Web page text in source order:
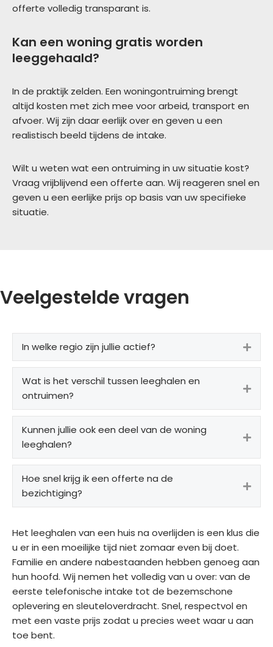
offerte volledig transparant is.
Kan een woning gratis worden
leeggehaald?
In de praktijk zelden. Een woningontruiming brengt
altijd kosten met zich mee voor arbeid, transport en
afvoer. Wij zijn daar eerlijk over en geven u een
realistisch beeld tijdens de intake.
Wilt u weten wat een ontruiming in uw situatie kost?
Vraag vrijblijvend een offerte aan. Wij reageren snel en
geven u een eerlijke prijs op basis van uw specifieke
situatie.
Veelgestelde vragen
In welke regio zijn jullie actief?
Wat is het verschil tussen leeghalen en
ontruimen?
Kunnen jullie ook een deel van de woning
leeghalen?
Hoe snel krijg ik een offerte na de
bezichtiging?
Het leeghalen van een huis na overlijden is een klus die
u er in een moeilijke tijd niet zomaar even bij doet.
Familie en andere nabestaanden hebben genoeg aan
hun hoofd. Wij nemen het volledig van u over: van de
eerste telefonische intake tot de bezemschone
oplevering en sleuteloverdracht. Snel, respectvol en
met een vaste prijs zodat u precies weet waar u aan
toe bent.